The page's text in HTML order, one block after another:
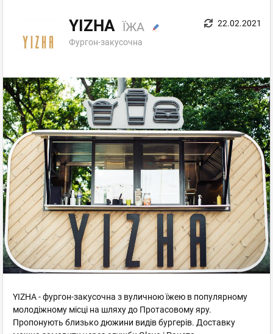
YIZHA ЇЖА
Фургон-закусочна
22.02.2021
YIZHA - фургон-закусочна з вуличною їжею в популярному
молодіжному місці на шляху до Протасовому яру.
Пропонують близько дюжини видів бургерів. Доставку